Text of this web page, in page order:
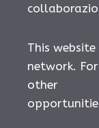
This
network.
other